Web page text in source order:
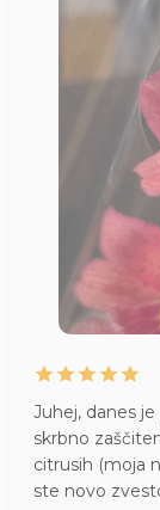
Juhej, danes
skrbno
citrusih (moja
ste novo